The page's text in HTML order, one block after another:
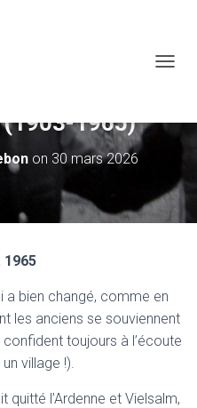
1965)
on 30 mars 2026
1965
a bien changé, comme en
les anciens se souviennent
toujours à l’écoute
village !).
quitté l’Ardenne et Vielsalm,